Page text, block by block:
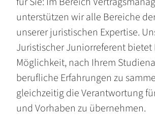
unterstützen wir alle Bereiche
unserer juristischen Expertise.
Juristischer Juniorreferent bietet
Möglichkeit, nach Ihrem
berufliche Erfahrungen zu
gleichzeitig die Verantwortung
und Vorhaben zu übernehmen.